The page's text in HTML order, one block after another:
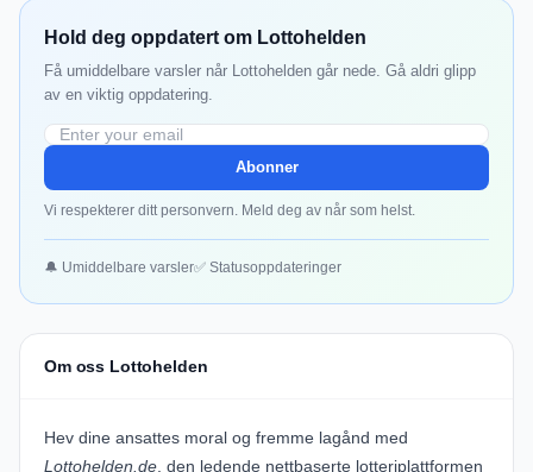
Hold deg oppdatert om Lottohelden
Få umiddelbare varsler når Lottohelden går nede. Gå aldri glipp
av en viktig oppdatering.
Abonner
Vi respekterer ditt personvern. Meld deg av når som helst.
🔔 Umiddelbare varsler✅ Statusoppdateringer
Om oss Lottohelden
Hev dine ansattes moral og fremme lagånd med
Lottohelden.de, den ledende nettbaserte lotteriplattformen